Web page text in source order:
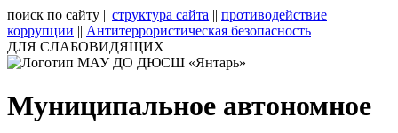
поиск по сайту || структура сайта || противодействие
коррупции || Антитеррористическая безопасность
ДЛЯ СЛАБОВИДЯЩИХ
Муниципальное автономное